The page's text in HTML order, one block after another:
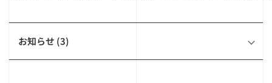
お知らせ (3)